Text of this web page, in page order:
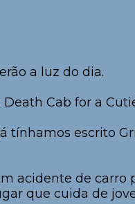
a luz do dia.
Cab for a
tínhamos escrito
acidente de carro
que cuida de